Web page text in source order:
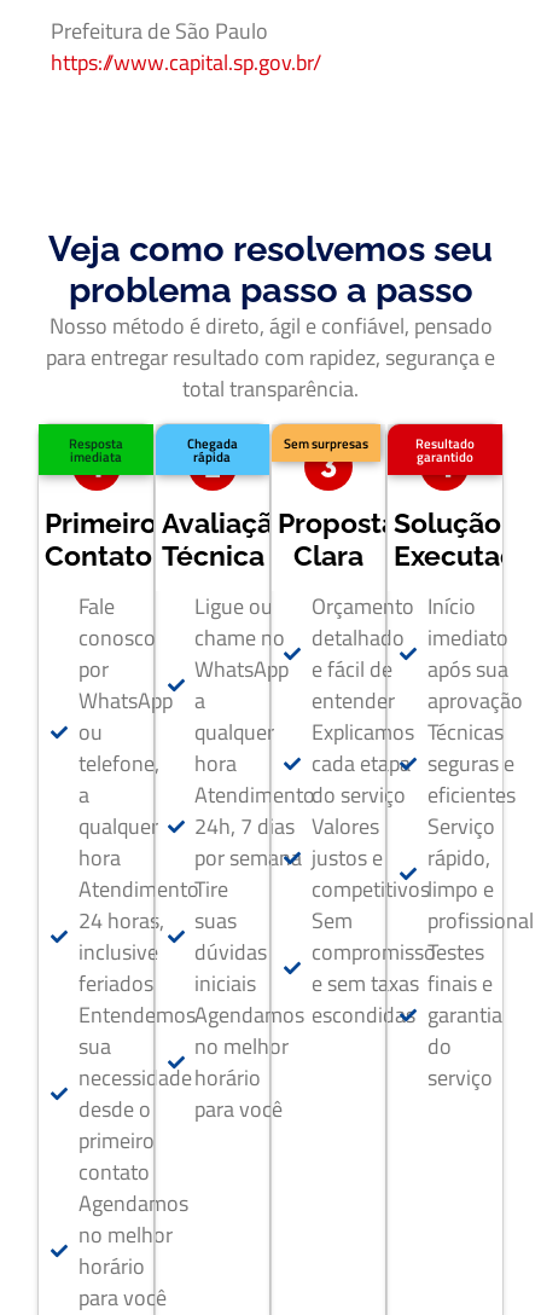
Prefeitura de São Paulo
https://www.capital.sp.gov.br/
Veja como resolvemos seu
problema passo a passo
Nosso método é direto, ágil e confiável, pensado
para entregar resultado com rapidez, segurança e
total transparência.
Primeiro
Contato
Resposta
imediata
Fale
conosco
por
WhatsApp
ou
telefone,
a
qualquer
hora
Atendimento
24 horas,
inclusive
feriados
Entendemos
sua
necessidade
desde o
primeiro
contato
Agendamos
no melhor
horário
para você
Avaliação
Técnica
Chegada
rápida
Ligue ou
chame no
WhatsApp
a
qualquer
hora
Atendimento
24h, 7 dias
por semana
Tire
suas
dúvidas
iniciais
Agendamos
no melhor
horário
para você
Proposta
Clara
Sem surpresas
Orçamento
detalhado
e fácil de
entender
Explicamos
cada etapa
do serviço
Valores
justos e
competitivos
Sem
compromisso
e sem taxas
escondidas
Solução
Executada
Resultado
garantido
Início
imediato
após sua
aprovação
Técnicas
seguras e
eficientes
Serviço
rápido,
limpo e
profissional
Testes
finais e
garantia
do
serviço